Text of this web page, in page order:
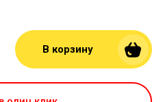
В корзину